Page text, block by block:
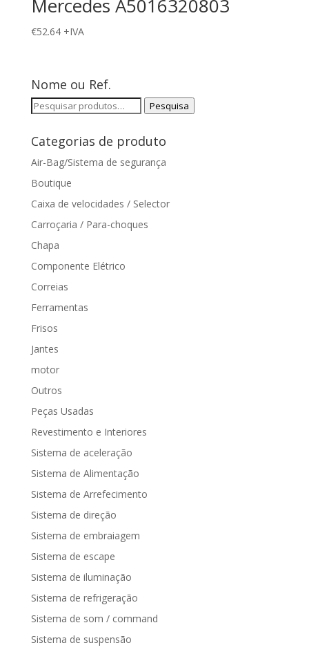
Mercedes A5016320803
€52.64 +IVA
Nome ou Ref.
Pesquisar
Pesquisa
Categorias de produto
Air-Bag/Sistema de segurança
Boutique
Caixa de velocidades / Selector
Carroçaria / Para-choques
Chapa
Componente Elétrico
Correias
Ferramentas
Frisos
Jantes
motor
Outros
Peças Usadas
Revestimento e Interiores
Sistema de aceleração
Sistema de Alimentação
Sistema de Arrefecimento
Sistema de direção
Sistema de embraiagem
Sistema de escape
Sistema de iluminação
Sistema de refrigeração
Sistema de som / command
Sistema de suspensão